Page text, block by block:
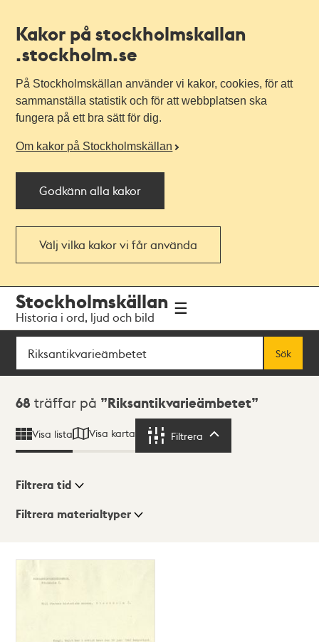
Kakor på stockholmskallan
.stockholm.se
På Stockholmskällan använder vi kakor, cookies, för att
sammanställa statistik och för att webbplatsen ska
fungera på ett bra sätt för dig.
Om kakor på Stockholmskällan
Godkänn alla kakor
Välj vilka kakor vi får använda
navigationen
huvudinnehållet
Stockholmskällan
Historia i ord, ljud och bild
Sök
Sök
Sökresultat
68 träffar på Riksantikvarieämbetet
Visa lista Visa karta Filtrera
Visningsläge
Lista
Karta
Filtrera tid
Filtrera materialtyper